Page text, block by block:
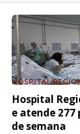
HOSPITAL
Hospital
e atende
de semana